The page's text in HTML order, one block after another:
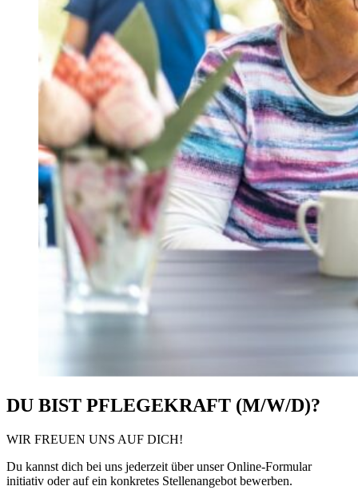
DU BIST PFLEGEKRAFT (M/W/D)?
WIR FREUEN UNS AUF DICH!
Du kannst dich bei uns jederzeit über unser Online-Formular
initiativ oder auf ein konkretes Stellenangebot bewerben.